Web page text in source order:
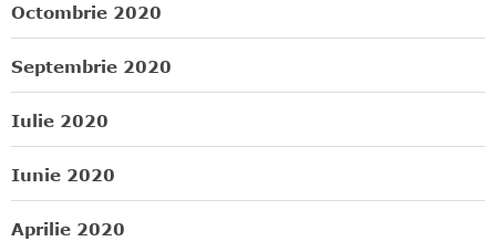
Octombrie 2020
Septembrie 2020
Iulie 2020
Iunie 2020
Aprilie 2020